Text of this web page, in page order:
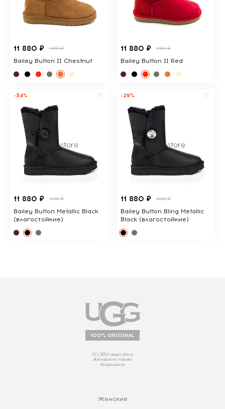
11 880 ₽ 17890 ₽
Bailey Button II Chestnut
11 880 ₽ 17890 ₽
Bailey Button II Red
-34%
11 880 ₽ 17790 ₽
Bailey Button Metallic Black
(влагостойкие)
-29%
11 880 ₽ 16690 ₽
Bailey Button Bling Metallic
Black (влагостойкие)
100% ORIGINAL
(С) 2017 uggs.store
Авторские права
защищены
Женские